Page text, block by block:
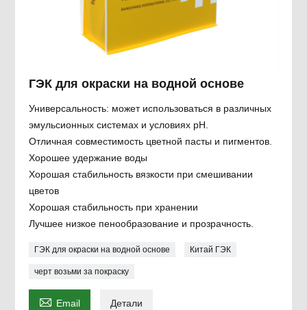
ГЭК для окраски на водной основе
Универсальность: может использоваться в различных
эмульсионных системах и условиях рН.
Отличная совместимость цветной пасты и пигментов.
Хорошее удержание воды
Хорошая стабильность вязкости при смешивании
цветов
Хорошая стабильность при хранении
Лучшее низкое пенообразование и прозрачность.
ГЭК для окраски на водной основе Китай ГЭК
черт возьми за покраску
 Email Детали